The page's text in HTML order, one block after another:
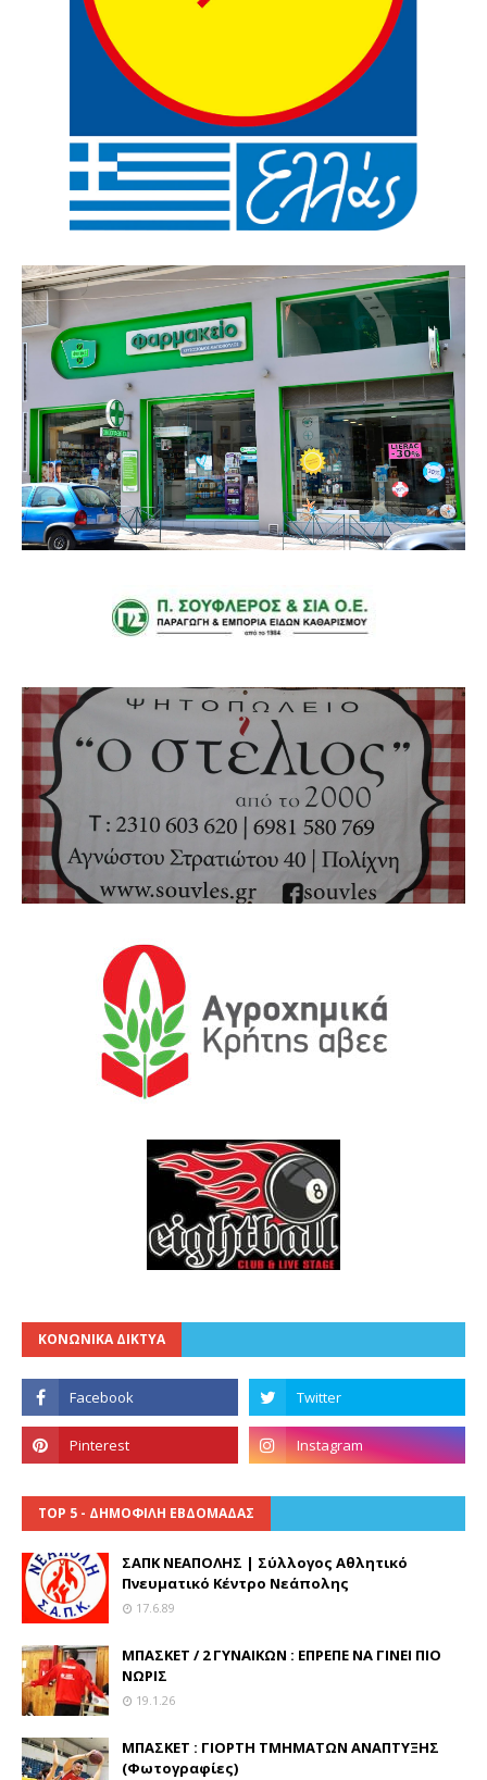
ΚΟΝΩΝΙΚΑ ΔΙΚΤΥΑ
TOP 5 - ΔΗΜΟΦΙΛΗ ΕΒΔΟΜΑΔΑΣ
ΣΑΠΚ ΝΕΑΠΟΛΗΣ | Σύλλογος Αθλητικό
Πνευματικό Κέντρο Νεάπολης
17.6.89
ΜΠΑΣΚΕΤ / 2 ΓΥΝΑΙΚΩΝ : ΕΠΡΕΠΕ ΝΑ ΓΙΝΕΙ ΠΙΟ
ΝΩΡΙΣ
19.1.26
ΜΠΑΣΚΕΤ : ΓΙΟΡΤΗ ΤΜΗΜΑΤΩΝ ΑΝΑΠΤΥΞΗΣ
(Φωτογραφίες)